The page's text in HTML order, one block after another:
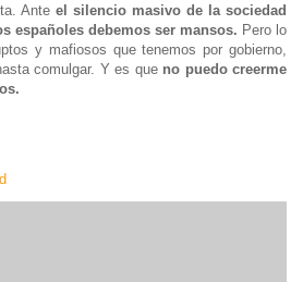
Anteel silencio masivo de la sociedad
españoles debemos ser mansos. Pero lo
y mafiosos que tenemos por gobierno,
comulgar. Y es que no puedo creerme